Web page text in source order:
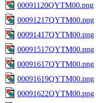
00091120QYTM00.png
00091217QYTM00.png
00091417QYTM00.png
00091517QYTM00.png
00091617QYTM00.png
00091619QYTM00.png
00091622QYTM00.png